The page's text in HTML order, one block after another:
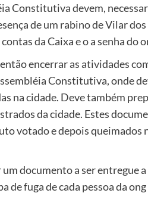
Constitutiva devem,
de um rabino de Vilar
da Caixa e o a senha do
encerrar as atividades
Constitutiva, onde
na cidade. Deve também
da cidade. Estes
votado e depois queimados
documento a ser entregue
fuga de cada pessoa da